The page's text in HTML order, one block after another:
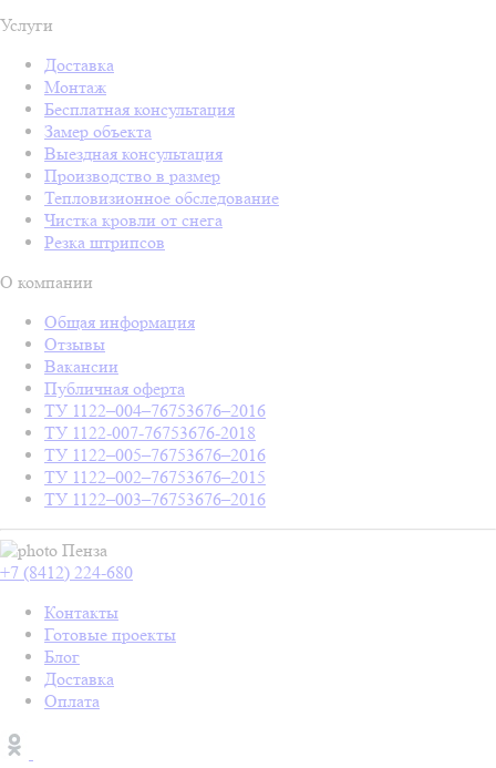
Услуги
Доставка
Монтаж
Бесплатная консультация
Замер объекта
Выездная консультация
Производство в размер
Тепловизионное обследование
Чистка кровли от снега
Резка штрипсов
О компании
Общая информация
Отзывы
Вакансии
Публичная оферта
ТУ 1122–004–76753676–2016
ТУ 1122-007-76753676-2018
ТУ 1122–005–76753676–2016
ТУ 1122–002–76753676–2015
ТУ 1122–003–76753676–2016
Пенза
+7 (8412) 224-680
Контакты
Готовые проекты
Блог
Доставка
Оплата